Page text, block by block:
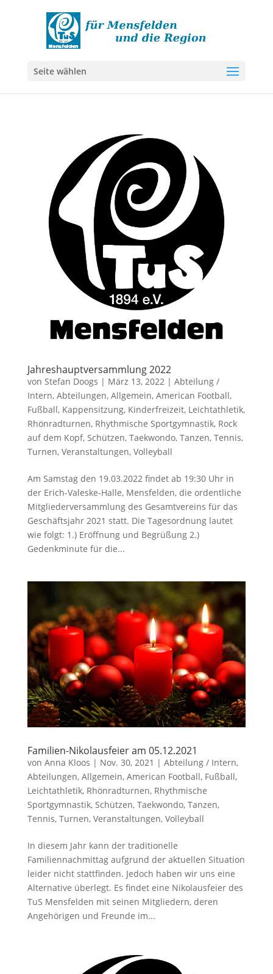
Seite wählen
Jahreshauptversammlung 2022
von Stefan Doogs | März 13, 2022| Abteilung /
Intern, Abteilungen, Allgemein, American Football,
Fußball, Kappensitzung, Kinderfreizeit, Leichtathletik,
Rhönradturnen, Rhythmische Sportgymnastik, Rock
auf dem Kopf, Schützen, Taekwondo, Tanzen, Tennis,
Turnen, Veranstaltungen, Volleyball
Am Samstag den 19.03.2022 findet ab 19:30 Uhr in
der Erich-Valeske-Halle, Mensfelden, die ordentliche
Mitgliederversammlung des Gesamtvereins für das
Geschäftsjahr 2021 statt. Die Tagesordnung lautet
wie folgt: 1.) Eröffnung und Begrüßung 2.)
Gedenkminute für die...
Familien-Nikolausfeier am 05.12.2021
von Anna Kloos | Nov. 30, 2021 | Abteilung / Intern,
Abteilungen, Allgemein, American Football, Fußball,
Leichtathletik, Rhönradturnen, Rhythmische
Sportgymnastik, Schützen, Taekwondo, Tanzen,
Tennis, Turnen, Veranstaltungen, Volleyball
In diesem Jahr kann der traditionelle
Familiennachmittag aufgrund der aktuellen Situation
leider nicht stattfinden. Jedoch haben wir uns eine
Alternative überlegt. Es findet eine Nikolausfeier des
TuS Mensfelden mit seinen Mitgliedern, deren
Angehörigen und Freunde im...